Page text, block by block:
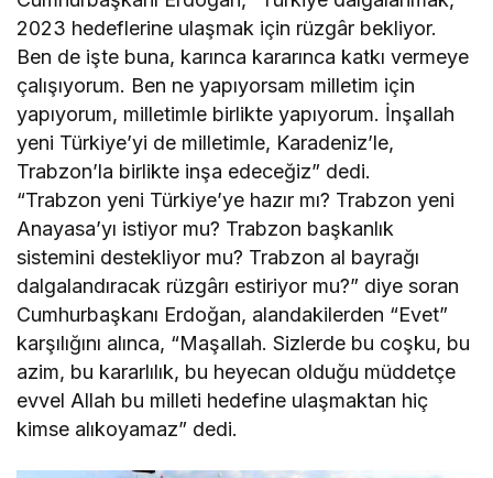
2023 hedeflerine ulaşmak için rüzgâr bekliyor.
Ben de işte buna, karınca kararınca katkı vermeye
çalışıyorum. Ben ne yapıyorsam milletim için
yapıyorum, milletimle birlikte yapıyorum. İnşallah
yeni Türkiye’yi de milletimle, Karadeniz’le,
Trabzon’la birlikte inşa edeceğiz” dedi.
“Trabzon yeni Türkiye’ye hazır mı? Trabzon yeni
Anayasa’yı istiyor mu? Trabzon başkanlık
sistemini destekliyor mu? Trabzon al bayrağı
dalgalandıracak rüzgârı estiriyor mu?” diye soran
Cumhurbaşkanı Erdoğan, alandakilerden “Evet”
karşılığını alınca, “Maşallah. Sizlerde bu coşku, bu
azim, bu kararlılık, bu heyecan olduğu müddetçe
evvel Allah bu milleti hedefine ulaşmaktan hiç
kimse alıkoyamaz” dedi.